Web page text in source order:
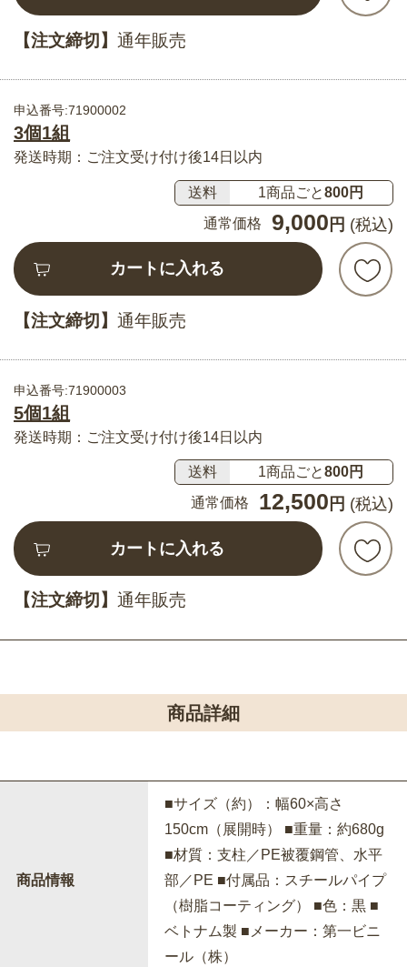
【注文締切】 通年販売
申込番号:71900002
3個1組
発送時期：ご注文受け付け後14日以内
送料 1商品ごと800円
通常価格
9,000 円 (税込)
カートに入れる
【注文締切】 通年販売
申込番号:71900003
5個1組
発送時期：ご注文受け付け後14日以内
送料 1商品ごと800円
通常価格
12,500 円 (税込)
カートに入れる
【注文締切】 通年販売
商品詳細
商品情報
■サイズ（約）：幅60×高さ
150cm（展開時） ■重量：約680g
■材質：支柱／PE被覆鋼管、水平
部／PE ■付属品：スチールパイプ
（樹脂コーティング） ■色：黒 ■
ベトナム製 ■メーカー：第一ビニ
ール（株）